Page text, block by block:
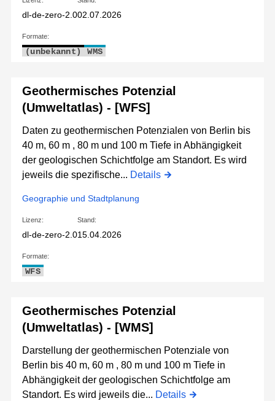
dl-de-zero-2.002.07.2026
Formate:
(unbekannt) WMS
Geothermisches Potenzial
(Umweltatlas) - [WFS]
Daten zu geothermischen Potenzialen von Berlin bis
40 m, 60 m , 80 m und 100 m Tiefe in Abhängigkeit
der geologischen Schichtfolge am Standort. Es wird
jeweils die spezifische... Details
Geographie und Stadtplanung
Lizenz:
dl-de-zero-2.0
Stand:
15.04.2026
Formate:
WFS
Geothermisches Potenzial
(Umweltatlas) - [WMS]
Darstellung der geothermischen Potenziale von
Berlin bis 40 m, 60 m , 80 m und 100 m Tiefe in
Abhängigkeit der geologischen Schichtfolge am
Standort. Es wird jeweils die... Details